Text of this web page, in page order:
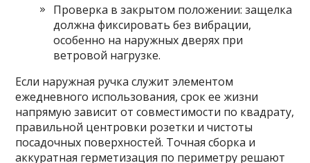
Проверка в закрытом положении: защелка
должна фиксировать без вибрации,
особенно на наружных дверях при
ветровой нагрузке.
Если наружная ручка служит элементом
ежедневного использования, срок ее жизни
напрямую зависит от совместимости по квадрату,
правильной центровки розетки и чистоты
посадочных поверхностей. Точная сборка и
аккуратная герметизация по периметру решают